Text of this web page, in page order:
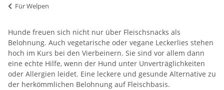
Für Welpen
Hunde freuen sich nicht nur über Fleischsnacks als
Belohnung. Auch vegetarische oder vegane Leckerlies stehen
hoch im Kurs bei den Vierbeinern. Sie sind vor allem dann
eine echte Hilfe, wenn der Hund unter Unverträglichkeiten
oder Allergien leidet. Eine leckere und gesunde Alternative zu
der herkömmlichen Belohnung auf Fleischbasis.